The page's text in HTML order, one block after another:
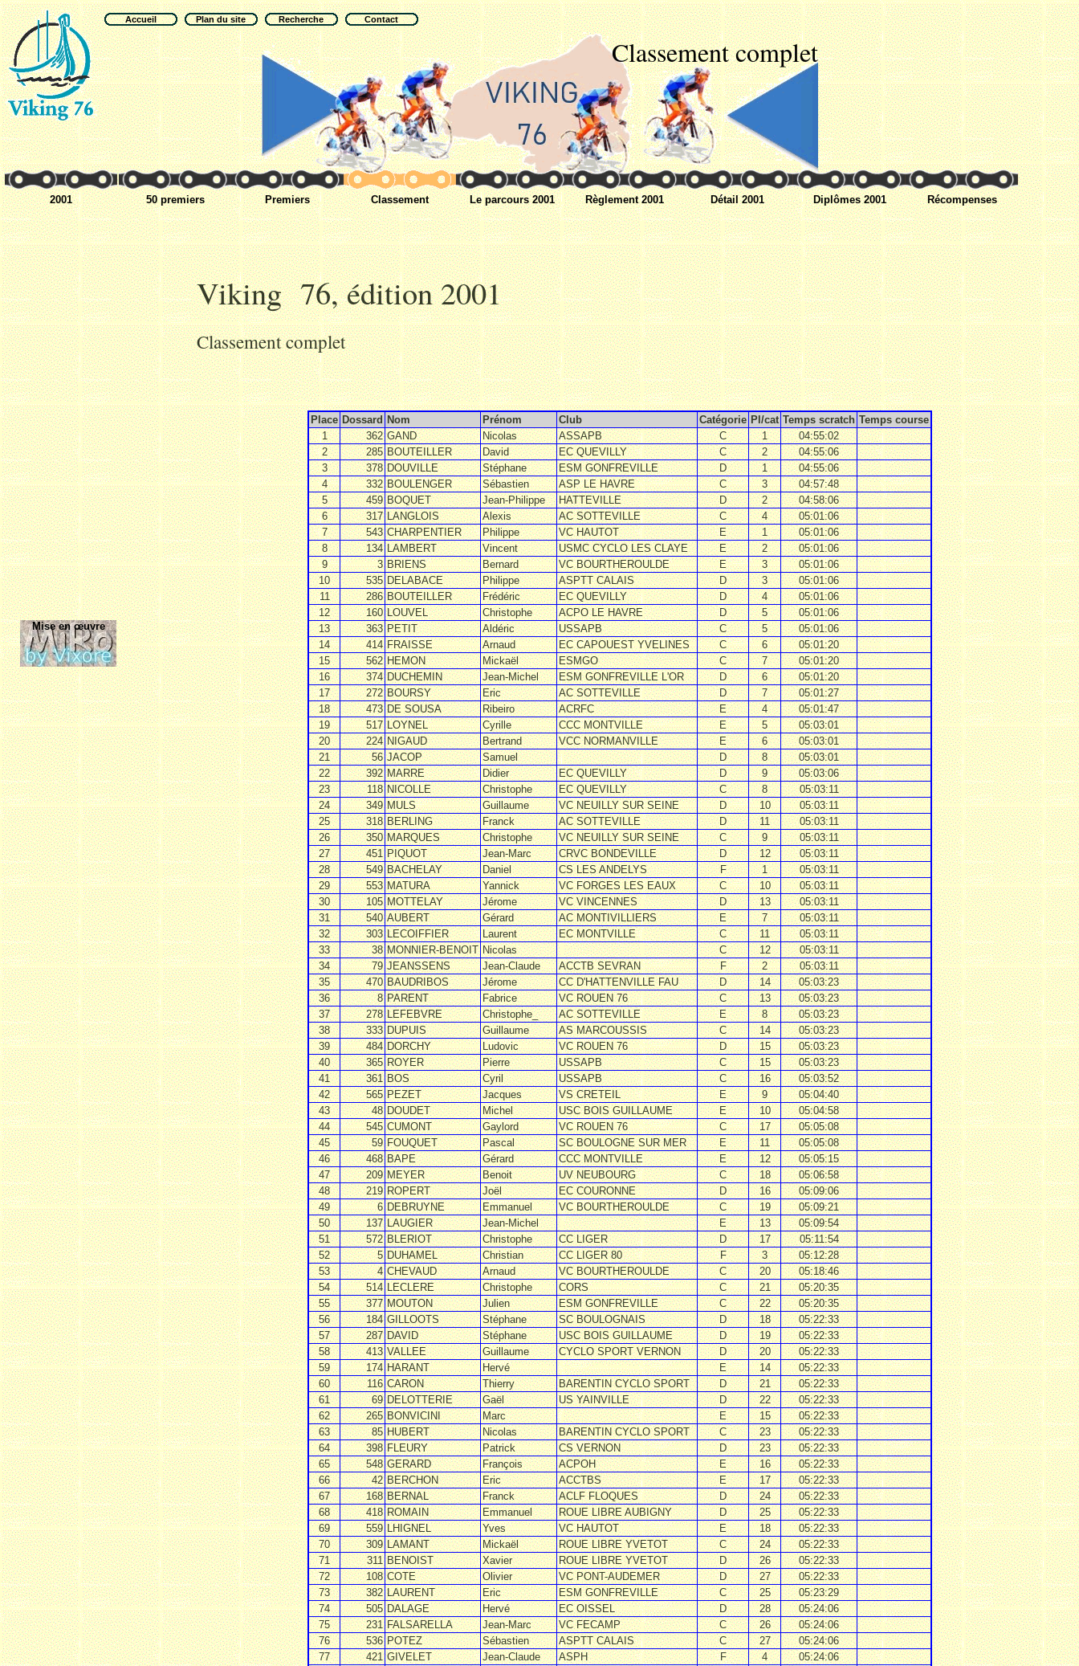
Accueil Plan du site Recherche Contact
Classement complet
2001 50 premiers Premiers Classement Le parcours 2001 Règlement 2001 Détail 2001 Diplômes 2001 Récompenses
Mise en œuvre
Viking 76, édition 2001
Classement complet
Place Dossard Nom Prénom Club Catégorie Pl/cat Temps scratch Temps course
1
362 GAND Nicolas ASSAPB C 1
04:55:02
2
285 BOUTEILLER David EC QUEVILLY C 2
04:55:06
3
378 DOUVILLE Stéphane ESM GONFREVILLE D 1
04:55:06
4
332 BOULENGER Sébastien ASP LE HAVRE C 3
04:57:48
5
459 BOQUET Jean-Philippe HATTEVILLE D 2
04:58:06
6
317 LANGLOIS Alexis AC SOTTEVILLE C 4
05:01:06
7
543 CHARPENTIER Philippe VC HAUTOT E 1
05:01:06
8
134 LAMBERT Vincent USMC CYCLO LES CLAYE E 2
05:01:06
9
3 BRIENS Bernard VC BOURTHEROULDE E 3
05:01:06
10
535 DELABACE Philippe ASPTT CALAIS D 3
05:01:06
11
286 BOUTEILLER Frédéric EC QUEVILLY D 4
05:01:06
12
160 LOUVEL Christophe ACPO LE HAVRE D 5
05:01:06
13
363 PETIT Aldéric USSAPB C 5
05:01:06
14
414 FRAISSE Arnaud EC CAPOUEST YVELINES C 6
05:01:20
15
562 HEMON Mickaël ESMGO C 7
05:01:20
16
374 DUCHEMIN Jean-Michel ESM GONFREVILLE L'OR D 6
05:01:20
17
272 BOURSY Eric AC SOTTEVILLE D 7
05:01:27
18
473 DE SOUSA Ribeiro ACRFC E 4
05:01:47
19
517 LOYNEL Cyrille CCC MONTVILLE E 5
05:03:01
20
224 NIGAUD Bertrand VCC NORMANVILLE E 6
05:03:01
21
56 JACOP Samuel D 8
05:03:01
22
392 MARRE Didier EC QUEVILLY D 9
05:03:06
23
118 NICOLLE Christophe EC QUEVILLY C 8
05:03:11
24
349 MULS Guillaume VC NEUILLY SUR SEINE D 10
05:03:11
25
318 BERLING Franck AC SOTTEVILLE D 11
05:03:11
26
350 MARQUES Christophe VC NEUILLY SUR SEINE C 9
05:03:11
27
451 PIQUOT Jean-Marc CRVC BONDEVILLE D 12
05:03:11
28
549 BACHELAY Daniel CS LES ANDELYS F 1
05:03:11
29
553 MATURA Yannick VC FORGES LES EAUX C 10
05:03:11
30
105 MOTTELAY Jérome VC VINCENNES D 13
05:03:11
31
540 AUBERT Gérard AC MONTIVILLIERS E 7
05:03:11
32
303 LECOIFFIER Laurent EC MONTVILLE C 11
05:03:11
33
38 MONNIER-BENOIT Nicolas C 12
05:03:11
34
79 JEANSSENS Jean-Claude ACCTB SEVRAN F 2
05:03:11
35
470 BAUDRIBOS Jérome CC D'HATTENVILLE FAU D 14
05:03:23
36
8 PARENT Fabrice VC ROUEN 76 C 13
05:03:23
37
278 LEFEBVRE Christophe_ AC SOTTEVILLE E 8
05:03:23
38
333 DUPUIS Guillaume AS MARCOUSSIS C 14
05:03:23
39
484 DORCHY Ludovic VC ROUEN 76 D 15
05:03:23
40
365 ROYER Pierre USSAPB C 15
05:03:23
41
361 BOS Cyril USSAPB C 16
05:03:52
42
565 PEZET Jacques VS CRETEIL E 9
05:04:40
43
48 DOUDET Michel USC BOIS GUILLAUME E 10
05:04:58
44
545 CUMONT Gaylord VC ROUEN 76 C 17
05:05:08
45
59 FOUQUET Pascal SC BOULOGNE SUR MER E 11
05:05:08
46
468 BAPE Gérard CCC MONTVILLE E 12
05:05:15
47
209 MEYER Benoit UV NEUBOURG C 18
05:06:58
48
219 ROPERT Joël EC COURONNE D 16
05:09:06
49
6 DEBRUYNE Emmanuel VC BOURTHEROULDE C 19
05:09:21
50
137 LAUGIER Jean-Michel E 13
05:09:54
51
572 BLERIOT Christophe CC LIGER D 17
05:11:54
52
5 DUHAMEL Christian CC LIGER 80 F 3
05:12:28
53
4 CHEVAUD Arnaud VC BOURTHEROULDE C 20
05:18:46
54
514 LECLERE Christophe CORS C 21
05:20:35
55
377 MOUTON Julien ESM GONFREVILLE C 22
05:20:35
56
184 GILLOOTS Stéphane SC BOULOGNAIS D 18
05:22:33
57
287 DAVID Stéphane USC BOIS GUILLAUME D 19
05:22:33
58
413 VALLEE Guillaume CYCLO SPORT VERNON D 20
05:22:33
59
174 HARANT Hervé E 14
05:22:33
60
116 CARON Thierry BARENTIN CYCLO SPORT D 21
05:22:33
61
69 DELOTTERIE Gaël US YAINVILLE D 22
05:22:33
62
265 BONVICINI Marc E 15
05:22:33
63
85 HUBERT Nicolas BARENTIN CYCLO SPORT C 23
05:22:33
64
398 FLEURY Patrick CS VERNON D 23
05:22:33
65
548 GERARD François ACPOH E 16
05:22:33
66
42 BERCHON Eric ACCTBS E 17
05:22:33
67
168 BERNAL Franck ACLF FLOQUES D 24
05:22:33
68
418 ROMAIN Emmanuel ROUE LIBRE AUBIGNY D 25
05:22:33
69
559 LHIGNEL Yves VC HAUTOT E 18
05:22:33
70
309 LAMANT Mickaël ROUE LIBRE YVETOT C 24
05:22:33
71
311 BENOIST Xavier ROUE LIBRE YVETOT D 26
05:22:33
72
108 COTE Olivier VC PONT-AUDEMER D 27
05:22:33
73
382 LAURENT Eric ESM GONFREVILLE C 25
05:23:29
74
505 DALAGE Hervé EC OISSEL D 28
05:24:06
75
231 FALSARELLA Jean-Marc VC FECAMP C 26
05:24:06
76
536 POTEZ Sébastien ASPTT CALAIS C 27
05:24:06
77
421 GIVELET Jean-Claude ASPH F 4
05:24:06